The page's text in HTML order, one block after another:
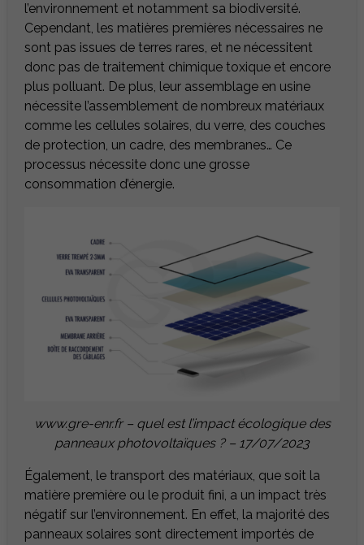
l’environnement et notamment sa biodiversité.
Cependant, les matières premières nécessaires ne
sont pas issues de terres rares, et ne nécessitent
donc pas de traitement chimique toxique et encore
plus polluant. De plus, leur assemblage en usine
nécessite l’assemblement de nombreux matériaux
comme les cellules solaires, du verre, des couches
de protection, un cadre, des membranes… Ce
processus nécessite donc une grosse
consommation d’énergie.
www.gre-enr.fr – quel est l’impact écologique des
panneaux photovoltaïques ? – 17/07/2023
Également, le transport des matériaux, que soit la
matière première ou le produit fini, a un impact très
négatif sur l’environnement. En effet, la majorité des
panneaux solaires sont directement importés de